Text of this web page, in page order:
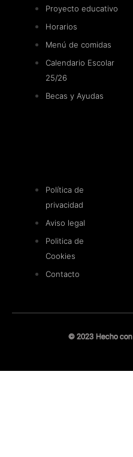
Proyecto educativo
Horarios
Menú de comidas
Calendario Escolar
25/26
Becas y Ayudas
Política de
privacidad
Aviso legal
Politica de
Cookies
Contacto
© 2023 Hecho con